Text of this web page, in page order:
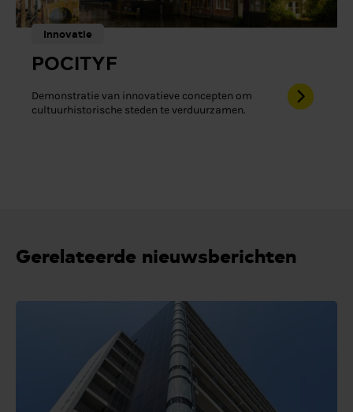
Innovatie
POCITYF
Demonstratie van innovatieve concepten om
cultuurhistorische steden te verduurzamen.
Gerelateerde nieuwsberichten